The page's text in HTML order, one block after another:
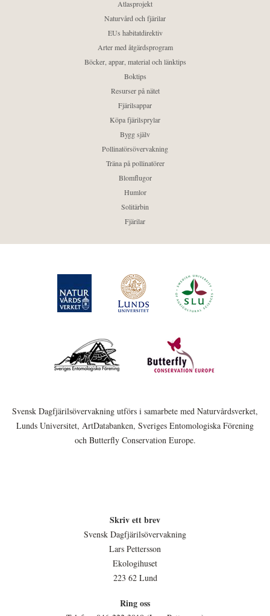
Atlasprojekt
Naturvård och fjärilar
EUs habitatdirektiv
Arter med åtgärdsprogram
Böcker, appar, material och länktips
Boktips
Resurser på nätet
Fjärilsappar
Köpa fjärilsprylar
Bygg själv
Pollinatörsövervakning
Träna på pollinatörer
Blomflugor
Humlor
Solitärbin
Fjärilar
Svensk Dagfjärilsövervakning utförs i samarbete med Naturvårdsverket,
Lunds Universitet, ArtDatabanken, Sveriges Entomologiska Förening
och Butterfly Conservation Europe.
Skriv ett brev
Svensk Dagfjärilsövervakning
Lars Pettersson
Ekologihuset
223 62 Lund
Ring oss